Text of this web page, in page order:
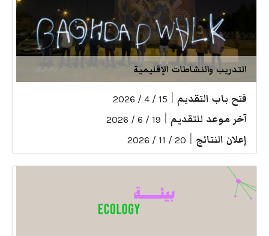
التدريب والنشاطات الإقليمية
فتح باب التقديم 15 / 4 / 2026
آخر موعد للتقديم 19 / 6 / 2026
إعلان النتائج 20 / 11 / 2026